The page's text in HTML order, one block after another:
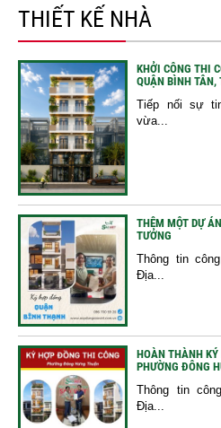
THIẾT KẾ NHÀ
KHỞI CÔNG THI
QUẬN BÌNH TÂN,
Tiếp nối sự
vừa...
THÊM MỘT DỰ
TƯỞNG
Thông tin
Địa...
HOÀN THÀNH
PHƯỜNG ĐÔNG
Thông tin
Địa...